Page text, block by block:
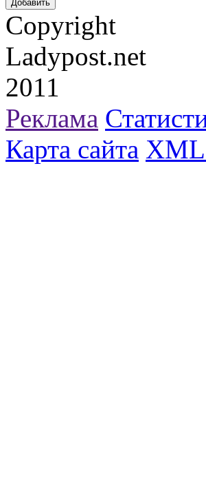
Copyright
Ladypost.net
2011
Реклама
Карта сайта XML